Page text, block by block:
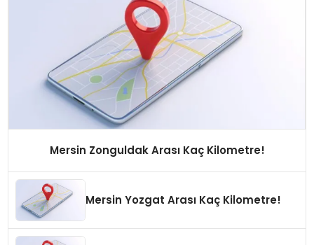
Mersin Zonguldak Arası Kaç Kilometre!
Mersin Yozgat Arası Kaç Kilometre!